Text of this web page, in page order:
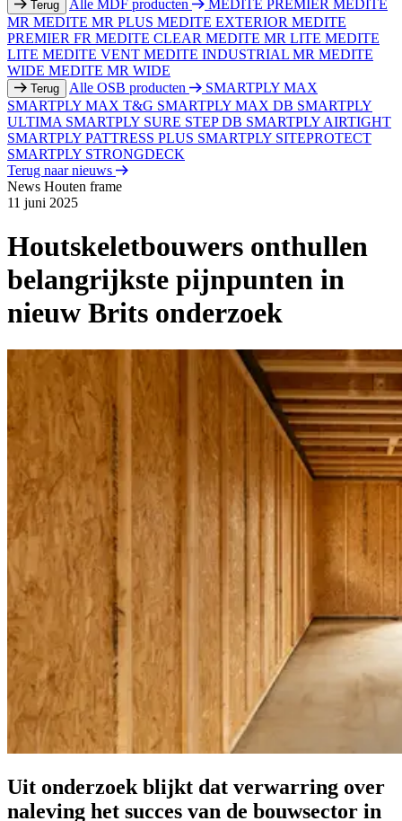
Terug Alle MDF producten MEDITE PREMIER MEDITE
MR MEDITE MR PLUS MEDITE EXTERIOR MEDITE
PREMIER FR MEDITE CLEAR MEDITE MR LITE MEDITE
LITE MEDITE VENT MEDITE INDUSTRIAL MR MEDITE
WIDE MEDITE MR WIDE
Terug Alle OSB producten
SMARTPLY MAX
SMARTPLY MAX T&G SMARTPLY MAX DB SMARTPLY
ULTIMA SMARTPLY SURE STEP DB SMARTPLY AIRTIGHT
SMARTPLY PATTRESS PLUS SMARTPLY SITEPROTECT
SMARTPLY STRONGDECK
Terug naar nieuws
News Houten frame
11 juni 2025
Houtskeletbouwers onthullen
belangrijkste pijnpunten in
nieuw Brits onderzoek
Uit onderzoek blijkt dat verwarring over
naleving het succes van de bouwsector in